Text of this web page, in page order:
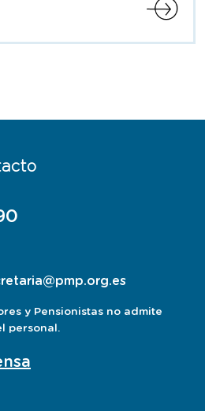
y Pensionistas no admite
personal.